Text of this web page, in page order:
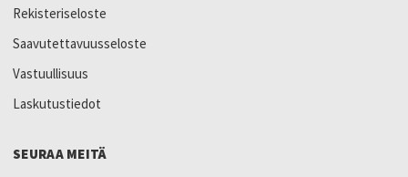
Rekisteriseloste
Saavutettavuusseloste
Vastuullisuus
Laskutustiedot
SEURAA MEITÄ